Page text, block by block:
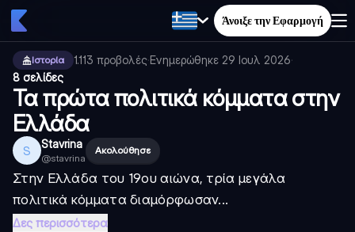
Άνοιξε την Εφαρμογή
Ιστορία 1.113 προβολές·Ενημερώθηκε 29 Ιουλ 2026·
8 σελίδες
Τα πρώτα πολιτικά κόμματα στην
Ελλάδα
S Stavrina
@stavrina
Ακολούθησε
Στην Ελλάδα του 19ου αιώνα, τρία μεγάλα
πολιτικά κόμματα διαμόρφωσαν...
Δες περισσότερα